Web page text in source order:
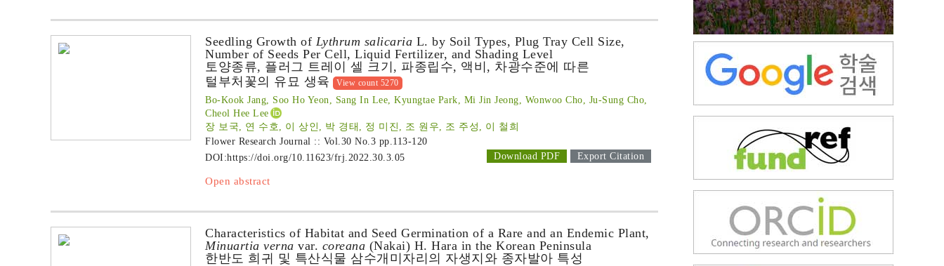
Seedling Growth of Lythrum salicaria L. by Soil Types, Plug Tray Cell Size,
Number of Seeds Per Cell, Liquid Fertilizer, and Shading Level
토양종류, 플러그 트레이 셀 크기, 파종립수, 액비, 차광수준에 따른
털부처꽃의 유묘 생육
View count 5270
Bo-Kook Jang, Soo Ho Yeon, Sang In Lee, Kyungtae Park, Mi Jin Jeong, Wonwoo Cho, Ju-Sung Cho,
Cheol Hee Lee
장 보국, 연 수호, 이 상인, 박 경태, 정 미진, 조 원우, 조 주성, 이 철희
Flower Research Journal :: Vol.30 No.3 pp.113-120
DOI:https://doi.org/10.11623/frj.2022.30.3.05 Download PDF Export Citation
Open abstract
Characteristics of Habitat and Seed Germination of a Rare and an Endemic Plant,
Minuartia verna var. coreana (Nakai) H. Hara in the Korean Peninsula
한반도 희귀 및 특산식물 삼수개미자리의 자생지와 종자발아 특성